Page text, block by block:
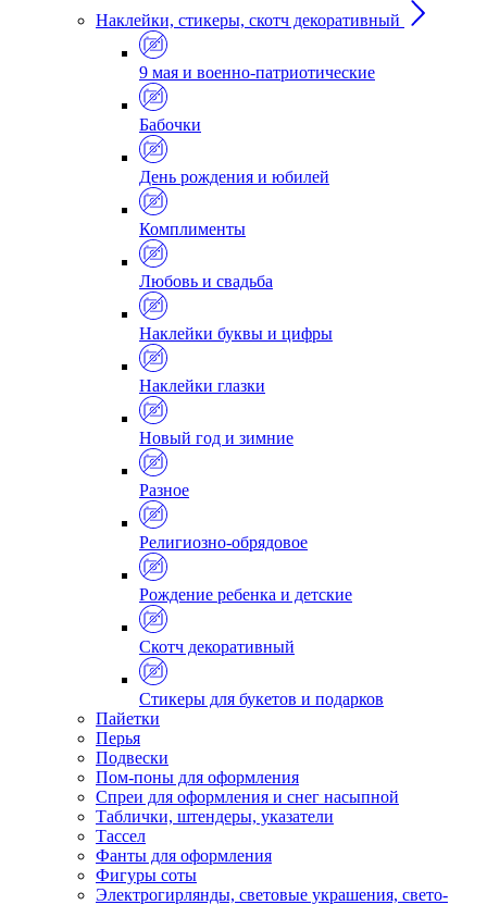
Наклейки, стикеры, скотч декоративный
9 мая и военно-патриотические
Бабочки
День рождения и юбилей
Комплименты
Любовь и свадьба
Наклейки буквы и цифры
Наклейки глазки
Новый год и зимние
Разное
Религиозно-обрядовое
Рождение ребенка и детские
Скотч декоративный
Стикеры для букетов и подарков
Пайетки
Перья
Подвески
Пом-поны для оформления
Спреи для оформления и снег насыпной
Таблички, штендеры, указатели
Тассел
Фанты для оформления
Фигуры соты
Электрогирлянды, световые украшения, свето-